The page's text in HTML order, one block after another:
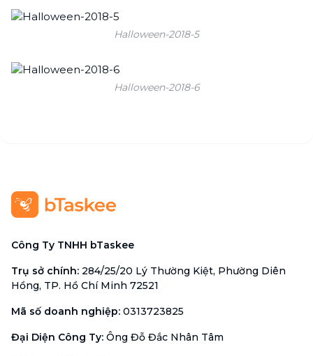
Halloween-2018-5
Halloween-2018-6
Công Ty TNHH bTaskee
Trụ sở chính: 284/25/20 Lý Thường Kiệt, Phường Diên
Hồng, TP. Hồ Chí Minh 72521
Mã số doanh nghiệp: 0313723825
Đại Diện Công Ty: Ông Đỗ Đắc Nhân Tâm